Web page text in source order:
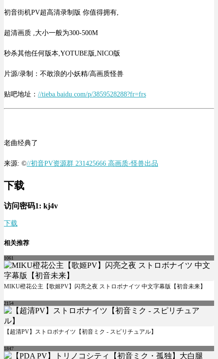
初音街机PV超高清录制版 你值得拥有,
超清画质 ,大小一般为300-500M
秒杀其他任何版本,YOTUBE版,NICO版
片源/录制：不敢浪的小妖精/高画质怪兽
贴吧地址： //tieba.baidu.com/p/3859528288?fr=frs
老曲经典了
来源: ©//初音PV资源群 231425666 高画质-怪兽出品
下载
访问密码1: kj4v
下载
相关推荐
1061
MIKU橙花公主【歌姬PV】闪亮之夜 ストロボナイツ 中文字幕版【初音未来】
2154
【超清PV】ストロボナイツ【初音ミク - スピリチュアル】
1847